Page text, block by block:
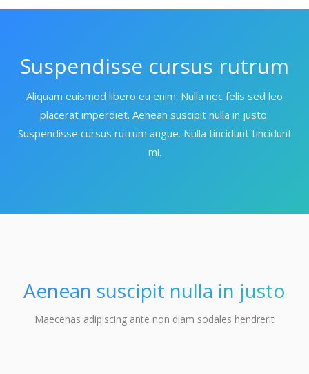
Suspendisse cursus rutrum
Aliquam euismod libero eu enim. Nulla nec felis sed leo
placerat imperdiet. Aenean suscipit nulla in justo.
Suspendisse cursus rutrum augue. Nulla tincidunt tincidunt
mi.
Aenean suscipit nulla in justo
Maecenas adipiscing ante non diam sodales hendrerit